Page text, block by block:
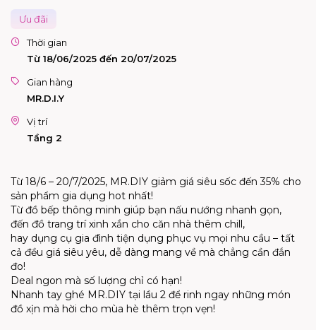
Ưu đãi
Thời gian
Từ 18/06/2025 đến 20/07/2025
Gian hàng
MR.D.I.Y
Vị trí
Tầng 2
Từ 18/6 – 20/7/2025, MR.DIY giảm giá siêu sốc đến 35% cho
sản phẩm gia dụng hot nhất!
Từ đồ bếp thông minh giúp bạn nấu nướng nhanh gọn,
đến đồ trang trí xinh xắn cho căn nhà thêm chill,
hay dụng cụ gia đình tiện dụng phục vụ mọi nhu cầu – tất
cả đều giá siêu yêu, dễ dàng mang về mà chẳng cần đắn
đo!
Deal ngon mà số lượng chỉ có hạn!
Nhanh tay ghé MR.DIY tại lầu 2 để rinh ngay những món
đồ xịn mà hời cho mùa hè thêm trọn vẹn!